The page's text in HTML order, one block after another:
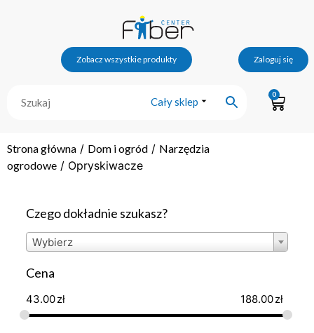
Zobacz wszystkie produkty Zaloguj się
Cały sklep
0
Strona główna / Dom i ogród / Narzędzia
ogrodowe / Opryskiwacze
Czego dokładnie szukasz?
Wybierz
Cena
43.00zł 188.00zł